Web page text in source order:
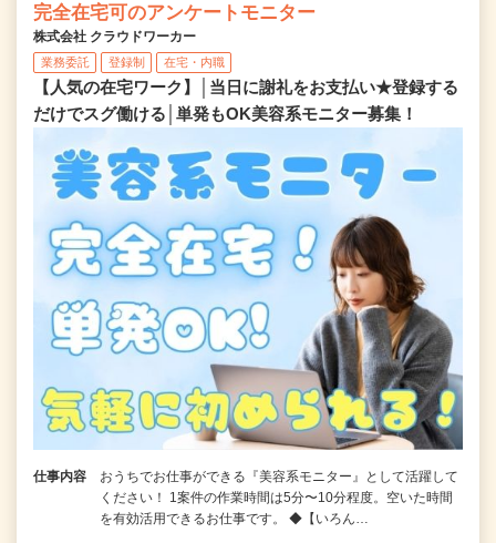
完全在宅可のアンケートモニター
株式会社 クラウドワーカー
業務委託 登録制 在宅・内職
【人気の在宅ワーク】│当日に謝礼をお支払い★登録する
だけでスグ働ける│単発もOK美容系モニター募集！
仕事内容
おうちでお仕事ができる『美容系モニター』として活躍して
ください！ 1案件の作業時間は5分〜10分程度。空いた時間
を有効活用できるお仕事です。 ◆【いろん…